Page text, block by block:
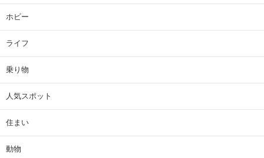
ホビー
ライフ
乗り物
人気スポット
住まい
動物